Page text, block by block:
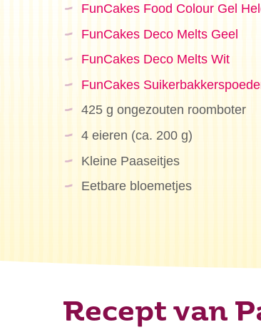
FunCakes Food Colour Gel
FunCakes Deco Melts Geel
FunCakes Deco Melts Wit
FunCakes
425 g ongezouten roomboter
4 eieren (ca. 200 g)
Kleine Paaseitjes
Eetbare bloemetjes
Recept van